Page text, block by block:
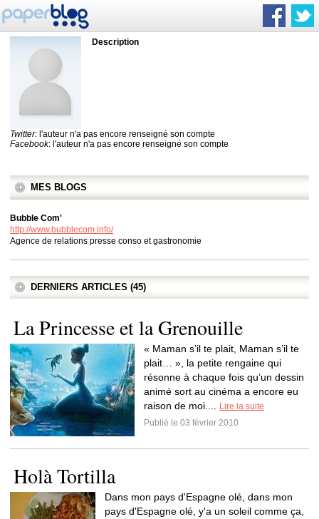
Description
Twitter: l'auteur n'a pas encore renseigné son compte
Facebook: l'auteur n'a pas encore renseigné son compte
MES BLOGS
Bubble Com'
http://www.bubblecom.info/
Agence de relations presse conso et gastronomie
DERNIERS ARTICLES (45)
La Princesse et la Grenouille
« Maman s’il te plait, Maman s’il te
plait… », la petite rengaine qui
résonne à chaque fois qu’un dessin
animé sort au cinéma a encore eu
raison de moi....
Lire la suite
Publié le 03 février 2010
Holà Tortilla
Dans mon pays d'Espagne olé, dans mon
pays d'Espagne olé, y'a un soleil comme ça,